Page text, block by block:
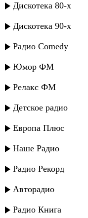
Дискотека 80-х
Дискотека 90-х
Радио Comedy
Юмор ФМ
Релакс ФМ
Детское радио
Европа Плюс
Наше Радио
Радио Рекорд
Авторадио
Радио Книга